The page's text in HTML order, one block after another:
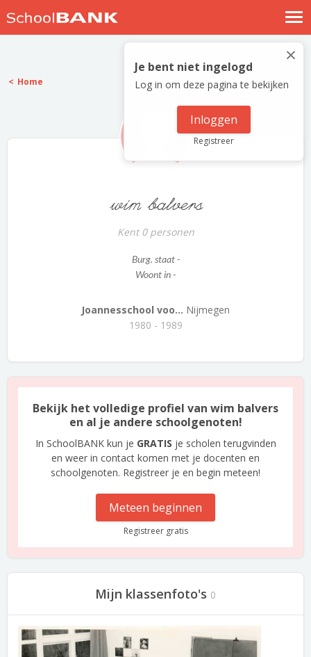
Nostalgische verhalen
Log in
Meld je gratis aan
×
Je bent niet ingelogd
Log in om deze pagina te bekijken
Inloggen
Registreer
Home
wim balvers
Kent 0 personen
Burg. staat -
Woont in -
Joannesschool voo... Nijmegen
1980 - 1989
Bekijk het volledige profiel van wim balvers
en al je andere schoolgenoten!
In SchoolBANK kun je GRATIS je scholen terugvinden
en weer in contact komen met je docenten en
schoolgenoten. Registreer je en begin meteen!
Meteen beginnen
Registreer gratis
Mijn klassenfoto's 0